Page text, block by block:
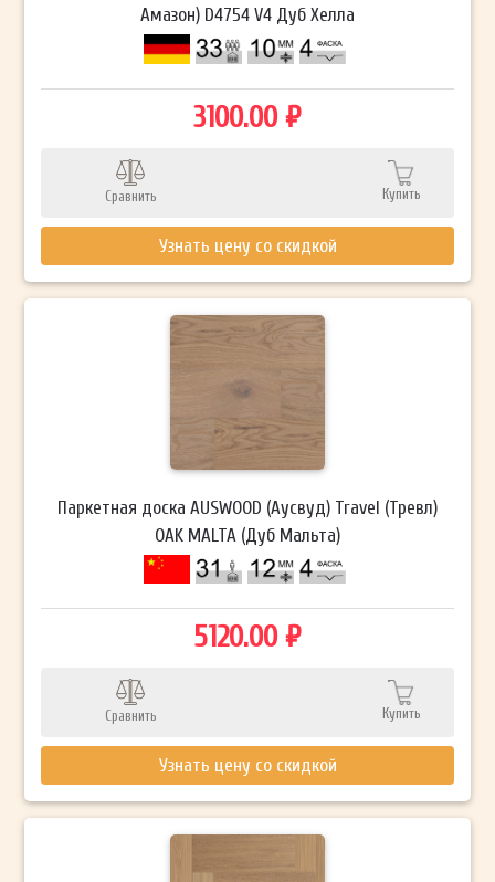
Амазон) D4754 V4 Дуб Хелла
3100.00 ₽
Сравнить Купить
Узнать цену со скидкой
Паркетная доска AUSWOOD (Аусвуд) Travel (Тревл)
OAK MALTA (Дуб Мальта)
5120.00 ₽
Сравнить Купить
Узнать цену со скидкой